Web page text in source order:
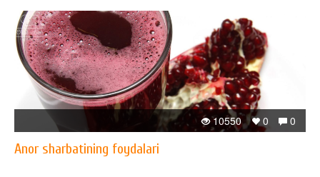
0
0
10550
Anor sharbatining foydalari